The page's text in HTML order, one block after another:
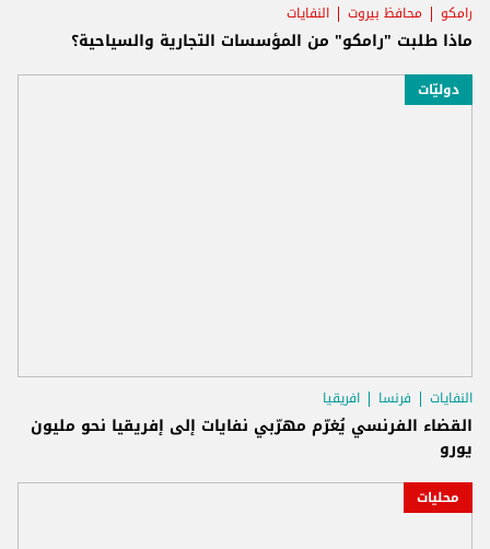
رامكو محافظ بيروت النفايات
ماذا طلبت "رامكو" من المؤسسات التجارية والسياحية؟
دوليّات
النفايات فرنسا افريقيا
القضاء الفرنسي يُغرّم مهرّبي نفايات إلى إفريقيا نحو مليون
يورو
محليات